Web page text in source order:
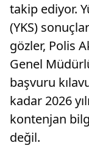
takip ediyor.
(YKS)
gözler, Polis
Genel
başvuru
kadar 2026
kontenjan
değil.